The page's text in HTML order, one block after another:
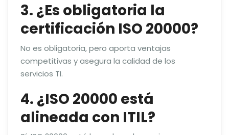
3. ¿Es obligatoria la
certificación ISO 20000?
No es obligatoria, pero aporta ventajas
competitivas y asegura la calidad de los
servicios TI.
4. ¿ISO 20000 está
alineada con ITIL?